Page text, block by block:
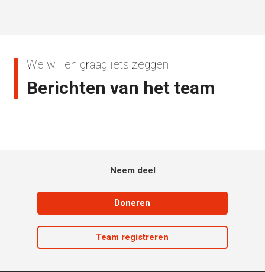
We willen graag iets zeggen
Berichten van het team
Neem deel
Doneren
Team registreren